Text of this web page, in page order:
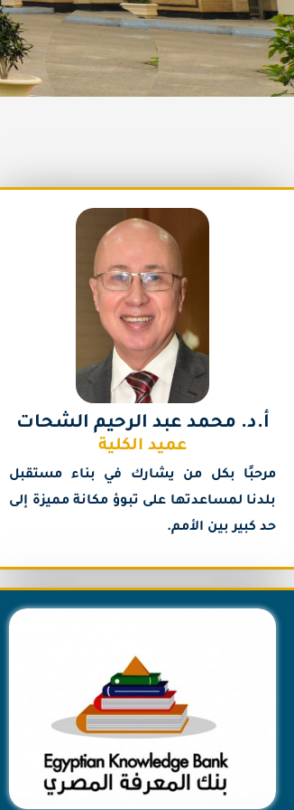
أ.د. محمد عبد الرحيم الشحات
عميد الكلية
مرحبًا بكل من يشارك في بناء مستقبل
بلدنا لمساعدتها على تبوؤ مكانة مميزة إلى
حد كبير بين الأمم.